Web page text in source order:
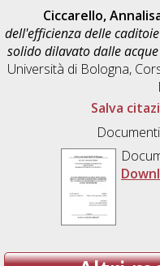
Ciccarello,
dell'efficienza delle
solido dilavato dalle
Università di Bologna,
Salva